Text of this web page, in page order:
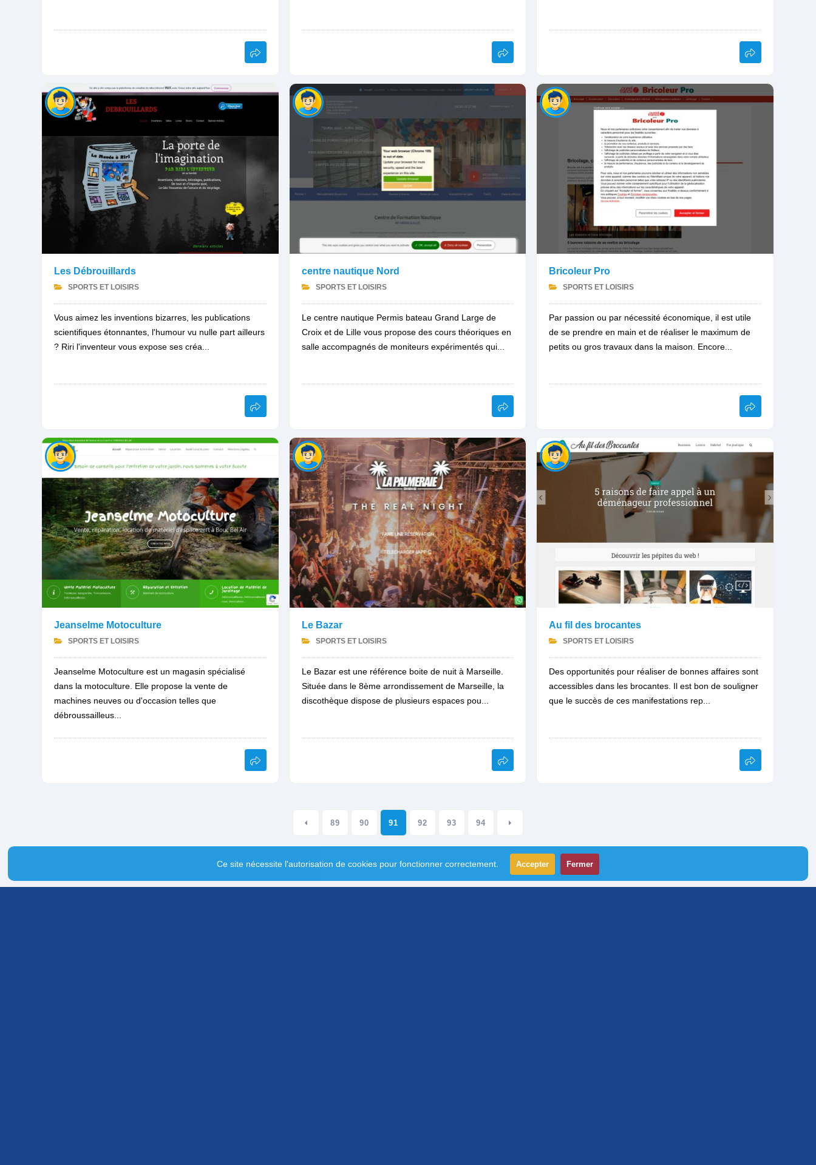
Les Débrouillards
SPORTS ET LOISIRS
Vous aimez les inventions bizarres, les publications
scientifiques étonnantes, l'humour vu nulle part ailleurs
? Riri l'inventeur vous expose ses créa...
centre nautique Nord
SPORTS ET LOISIRS
Le centre nautique Permis bateau Grand Large de
Croix et de Lille vous propose des cours théoriques en
salle accompagnés de moniteurs expérimentés qui...
Bricoleur Pro
SPORTS ET LOISIRS
Par passion ou par nécessité économique, il est utile
de se prendre en main et de réaliser le maximum de
petits ou gros travaux dans la maison. Encore...
Jeanselme Motoculture
SPORTS ET LOISIRS
Jeanselme Motoculture est un magasin spécialisé
dans la motoculture. Elle propose la vente de
machines neuves ou d'occasion telles que
débroussailleus...
Le Bazar
SPORTS ET LOISIRS
Le Bazar est une référence boite de nuit à Marseille.
Située dans le 8ème arrondissement de Marseille, la
discothèque dispose de plusieurs espaces pou...
Au fil des brocantes
SPORTS ET LOISIRS
Des opportunités pour réaliser de bonnes affaires sont
accessibles dans les brocantes. Il est bon de souligner
que le succès de ces manifestations rep...
89 90 91 92 93 94
Ce site nécessite l'autorisation de cookies pour fonctionner correctement. Accepter Fermer